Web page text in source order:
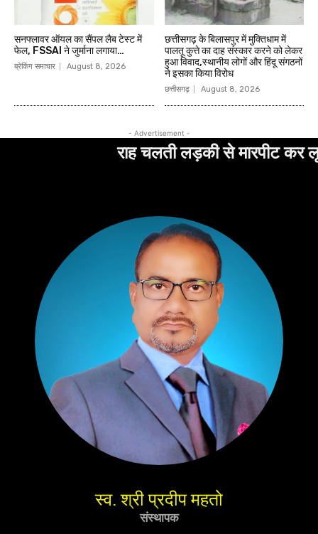
स्व. श्री प्रदीप महतो
संस्थापक